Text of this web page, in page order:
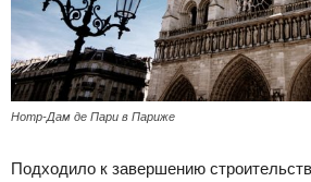
Нотр-Дам де Пари в Париже
Подходило к завершению